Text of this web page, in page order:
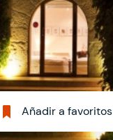
Añadir a favoritos